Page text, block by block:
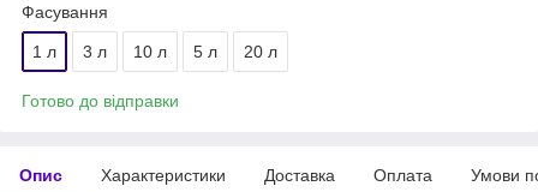
Фасування
1 л 3 л 10 л 5 л 20 л
Готово до відправки
Опис Характеристики Доставка Оплата Умови